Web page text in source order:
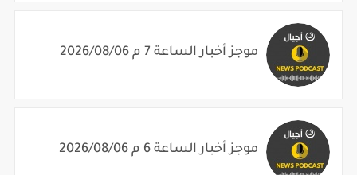
موجز أخبار الساعة 7 م 2026/08/06
موجز أخبار الساعة 6 م 2026/08/06